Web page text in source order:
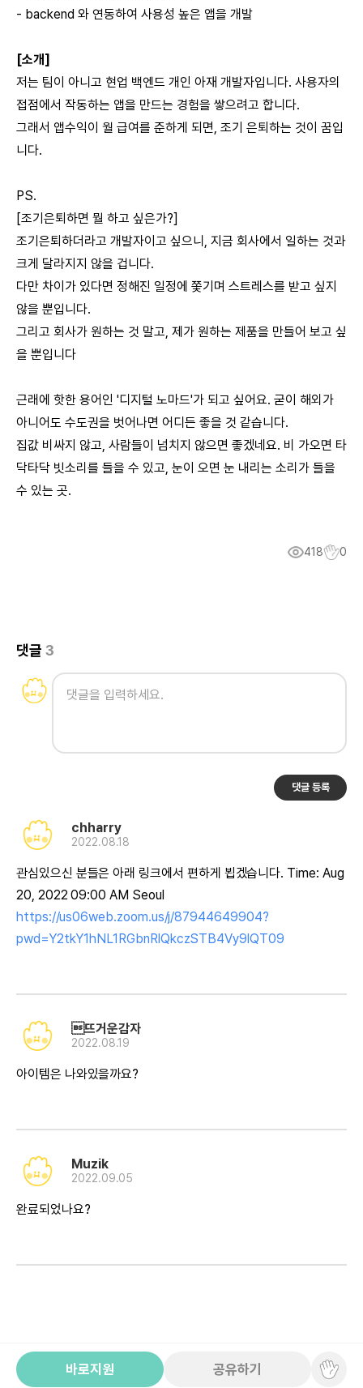
- backend 와 연동하여 사용성 높은 앱을 개발
[소개]
저는 팀이 아니고 현업 백엔드 개인 아재 개발자입니다. 사용자의
접점에서 작동하는 앱을 만드는 경험을 쌓으려고 합니다.
그래서 앱수익이 월 급여를 준하게 되면, 조기 은퇴하는 것이 꿈입
니다.
PS.
[조기은퇴하면 뭘 하고 싶은가?]
조기은퇴하더라고 개발자이고 싶으니, 지금 회사에서 일하는 것과
크게 달라지지 않을 겁니다.
다만 차이가 있다면 정해진 일정에 쫓기며 스트레스를 받고 싶지
않을 뿐입니다.
그리고 회사가 원하는 것 말고, 제가 원하는 제품을 만들어 보고 싶
을 뿐입니다
근래에 핫한 용어인 '디지털 노마드'가 되고 싶어요. 굳이 해외가
아니어도 수도권을 벗어나면 어디든 좋을 것 같습니다.
집값 비싸지 않고, 사람들이 넘치지 않으면 좋겠네요. 비 가오면 타
닥타닥 빗소리를 들을 수 있고, 눈이 오면 눈 내리는 소리가 들을
수 있는 곳.
418 0
댓글 3
댓글 등록
chharry
2022.08.18
관심있으신 분들은 아래 링크에서 편하게 뵙겠습니다. Time: Aug
20, 2022 09:00 AM Seoul
https://us06web.zoom.us/j/87944649904?
pwd=Y2tkY1hNL1RGbnRlQkczSTB4Vy9lQT09
뜨거운감자
2022.08.19
아이템은 나와있을까요?
Muzik
2022.09.05
완료되었나요?
바로지원 공유하기